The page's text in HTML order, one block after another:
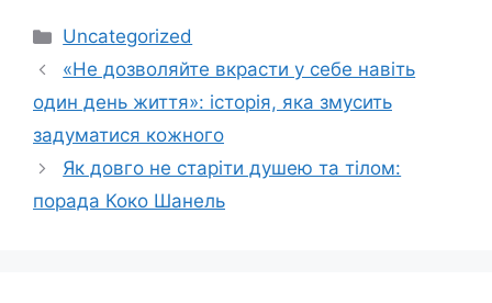
Категорії
Uncategorized
«Не дозволяйте вкрасти у себе навіть
один день життя»: історія, яка змусить
задуматися кожного
Як довго не старіти душею та тілом:
порада Коко Шанель